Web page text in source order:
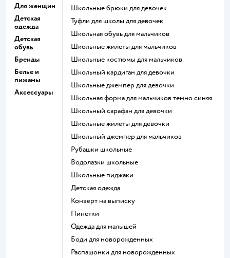
Для женщин
Детская
одежда
Детская
обувь
Бренды
Белье и
пижамы
Аксессуары
Школьные брюки для девочек
Туфли для школы для девочек
Школьная обувь для мальчиков
Школьные жилеты для мальчиков
Школьные костюмы для мальчиков
Школьный кардиган для девочки
Школьные джемпер для девочки
Школьная форма для мальчиков темно синяя
Школьный сарафан для девочки
Школьные жилеты для девочки
Школьный джемпер для мальчиков
Рубашки школьные
Водолазки школьные
Школьные пиджаки
Детская одежда
Конверт на выписку
Пинетки
Одежда для малышей
Боди для новорожденных
Распашонки для новорожденных